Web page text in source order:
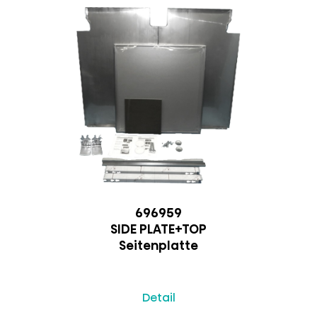
696959
SIDE PLATE+TOP
Seitenplatte
Detail